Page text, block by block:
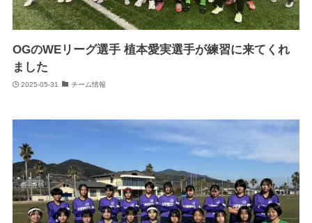
OGのWEリーグ選手 植本愛実選手が練習に来てくれ
ました
2025-05-31 チーム情報